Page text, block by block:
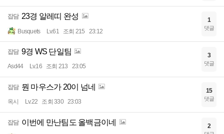
잡담 23경 알레띠 완성
Busquets Lv.61 조회 215 23:12
1
댓글
잡담 9경 WS 단일팀
Asd44 Lv.16 조회 213 23:05
3
댓글
잡담 뭔 마우스가 20이 넘네
옥시 Lv.22 조회 330 23:03
15
댓글
잡담 이번에 만난팀도 올백금이네 2